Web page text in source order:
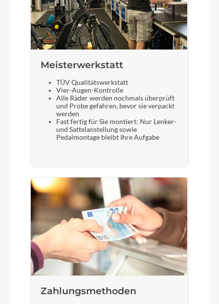
Meisterwerkstatt
TÜV Qualitätswerkstatt
Vier-Augen-Kontrolle
Alle Räder werden nochmals überprüft
und Probe gefahren, bevor sie verpackt
werden
Fast fertig für Sie montiert: Nur Lenker-
und Sattelanstellung sowie
Pedalmontage bleibt Ihre Aufgabe
Zahlungsmethoden